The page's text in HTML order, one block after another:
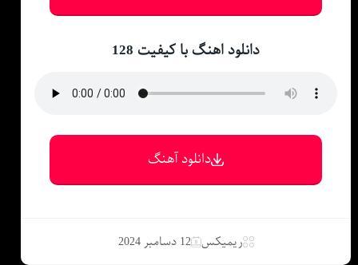
دانلود اهنگ با کیفیت 128
دانلود آهنگ
ریمیکس 12 دسامبر 2024